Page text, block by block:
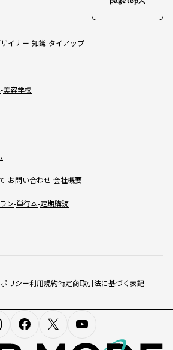
リシー利用規約特定商取引法に基づく表記
イナー 知識 タイアップ
美容学校
お問い合わせ 会社概要
ン 単行本 定期購読